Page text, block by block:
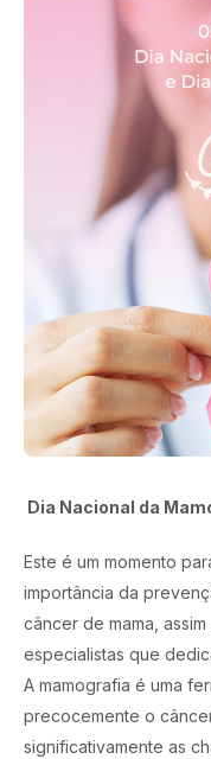
Dia Nacional da
Este é um momento
importância da
câncer de mama,
especialistas que
A mamografia é uma
precocemente o
significativamente as